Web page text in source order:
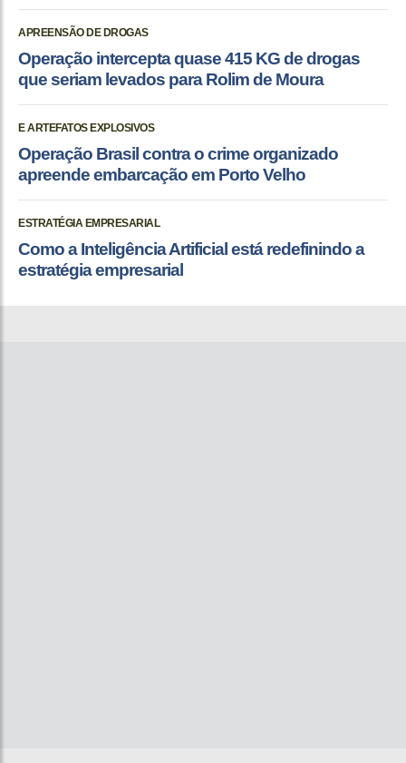
APREENSÃO DE DROGAS
Operação intercepta quase 415 KG de drogas
que seriam levados para Rolim de Moura
E ARTEFATOS EXPLOSIVOS
Operação Brasil contra o crime organizado
apreende embarcação em Porto Velho
ESTRATÉGIA EMPRESARIAL
Como a Inteligência Artificial está redefinindo a
estratégia empresarial